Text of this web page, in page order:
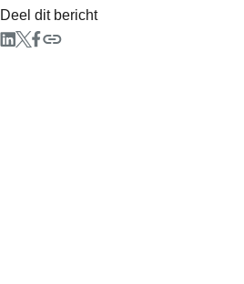
Deel dit bericht